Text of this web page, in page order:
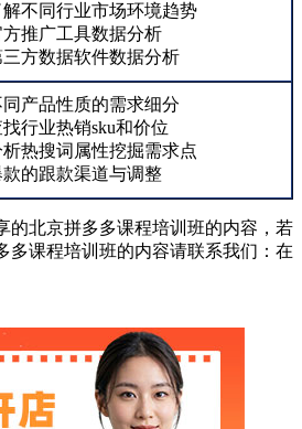
解不同行业市场环境趋势
方推广工具数据分析
三方数据软件数据分析
同产品性质的需求细分
找行业热销sku和价位
析热搜词属性挖掘需求点
款的跟款渠道与调整
的北京拼多多课程培训班的内容，若
多课程培训班的内容请联系我们： 在